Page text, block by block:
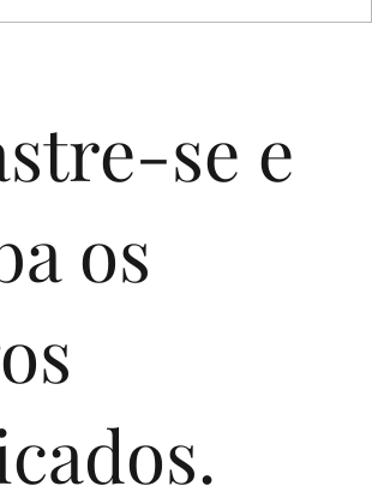
se e
os